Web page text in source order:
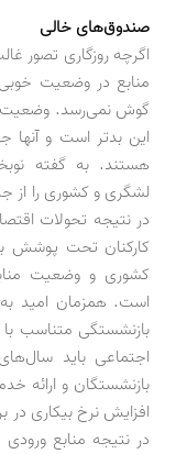
صندوق‌های خالی
اگرچه روزگاری تصور
منابع در وضعیت خوبی
گوش نمی‌رسد. وضعیت
این بدتر است و
هستند. به گفته
لشگری و کشوری را از
در نتیجه تحولات
کارکنان تحت پوشش
کشوری و وضعیت
است. همزمان امید
بازنشستگی متناسب با
اجتماعی باید
بازنشستگان و ارائه
افزایش نرخ بیکاری در
در نتیجه منابع